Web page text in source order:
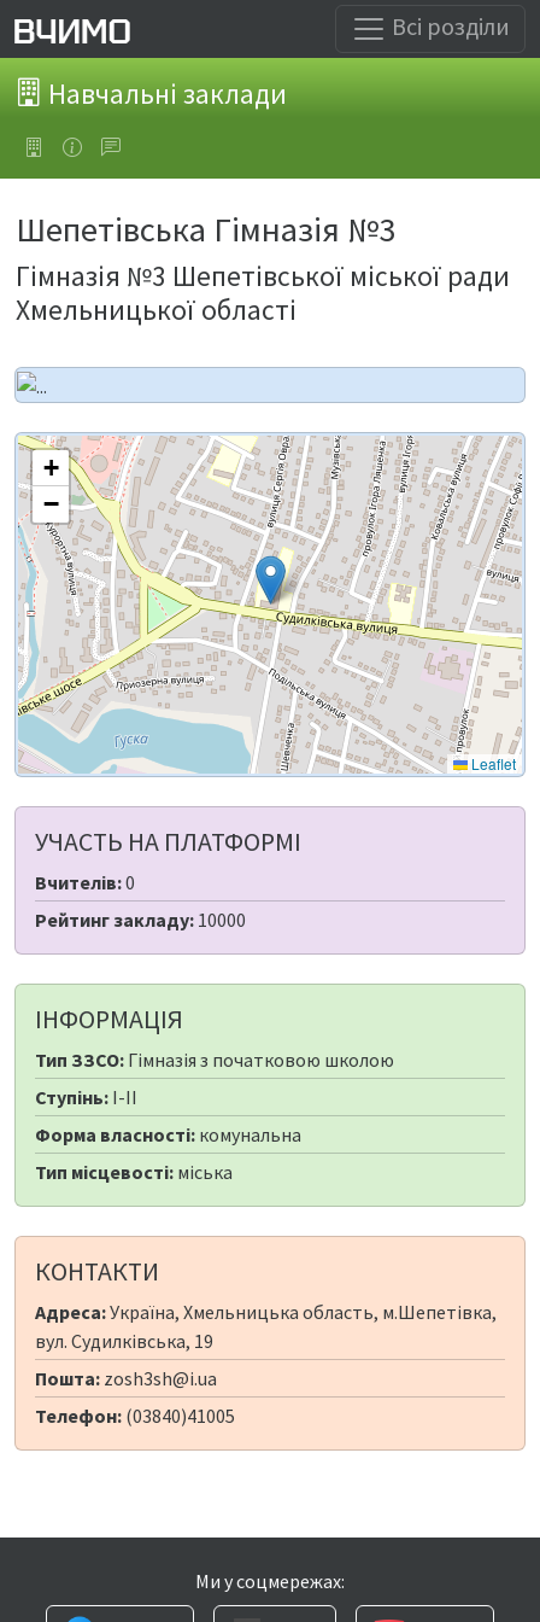
Всі розділи
Навчальні заклади
Шепетівська Гімназія №3
Гімназія №3 Шепетівської міської ради
Хмельницької області
+
−
Leaflet
УЧАСТЬ НА ПЛАТФОРМІ
Вчителів:0
Рейтинг закладу: 10000
ІНФОРМАЦІЯ
Тип ЗЗСО: Гімназія з початковою школою
Ступінь: I-II
Форма власності: комунальна
Тип місцевості: міська
КОНТАКТИ
Адреса:Україна, Хмельницька область, м.Шепетівка,
вул. Судилківська, 19
Пошта: zosh3sh@i.ua
Телефон: (03840)41005
Ми у соцмережах: